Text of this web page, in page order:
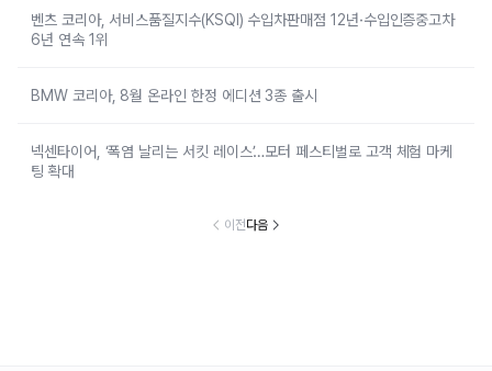
벤츠 코리아, 서비스품질지수(KSQI) 수입차판매점 12년·수입인증중고차
6년 연속 1위
BMW 코리아, 8월 온라인 한정 에디션 3종 출시
넥센타이어, ‘폭염 날리는 서킷 레이스’…모터 페스티벌로 고객 체험 마케
팅 확대
이전다음